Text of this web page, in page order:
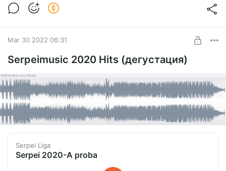
Best of SERPEIMUSIC 2021
Mar 30 2022 06:31
Serpeimusic 2020 Hits (дегустация)
Serpei Liga
Serpei 2020-A proba